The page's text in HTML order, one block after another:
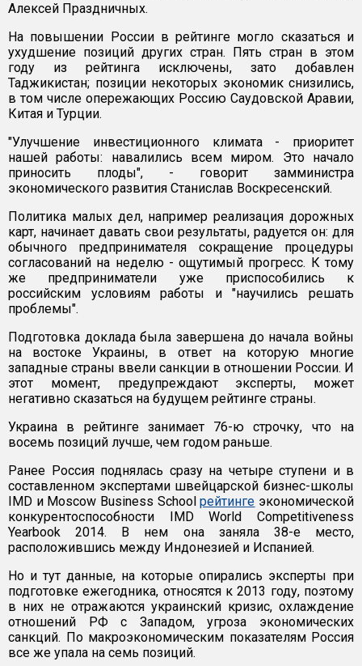
Алексей Праздничных.
На повышении России в рейтинге могло сказаться и
ухудшение позиций других стран. Пять стран в этом
году из рейтинга исключены, зато добавлен
Таджикистан; позиции некоторых экономик снизились,
в том числе опережающих Россию Саудовской Аравии,
Китая и Турции.
"Улучшение инвестиционного климата - приоритет
нашей работы: навалились всем миром. Это начало
приносить плоды", - говорит замминистра
экономического развития Станислав Воскресенский.
Политика малых дел, например реализация дорожных
карт, начинает давать свои результаты, радуется он: для
обычного предпринимателя сокращение процедуры
согласований на неделю - ощутимый прогресс. К тому
же предприниматели уже приспособились к
российским условиям работы и "научились решать
проблемы".
Подготовка доклада была завершена до начала войны
на востоке Украины, в ответ на которую многие
западные страны ввели санкции в отношении России. И
этот момент, предупреждают эксперты, может
негативно сказаться на будущем рейтинге страны.
Украина в рейтинге занимает 76-ю строчку, что на
восемь позиций лучше, чем годом раньше.
Ранее Россия поднялась сразу на четыре ступени и в
составленном экспертами швейцарской бизнес-школы
IMD и Moscow Business Schoolрейтинге экономической
конкурентоспособности IMD World Competitiveness
Yearbook 2014. В нем она заняла 38-е место,
расположившись между Индонезией и Испанией.
Но и тут данные, на которые опирались эксперты при
подготовке ежегодника, относятся к 2013 году, поэтому
в них не отражаются украинский кризис, охлаждение
отношений РФ с Западом, угроза экономических
санкций. По макроэкономическим показателям Россия
все же упала на семь позиций.